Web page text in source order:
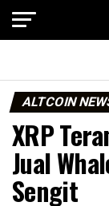
ALTCOIN
XRP
Jual
Sengit